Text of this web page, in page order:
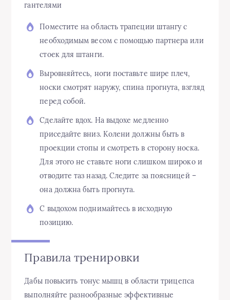
гантелями
Поместите на область трапеции штангу с
необходимым весом с помощью партнера или
стоек для штанги.
Выровняйтесь, ноги поставьте шире плеч,
носки смотрят наружу, спина прогнута, взгляд
перед собой.
Сделайте вдох. На выдохе медленно
приседайте вниз. Колени должны быть в
проекции стопы и смотреть в сторону носка.
Для этого не ставьте ноги слишком широко и
отводите таз назад. Следите за поясницей –
она должна быть прогнута.
С выдохом поднимайтесь в исходную
позицию.
Правила тренировки
Дабы повысить тонус мышц в области трицепса
выполняйте разнообразные эффективные